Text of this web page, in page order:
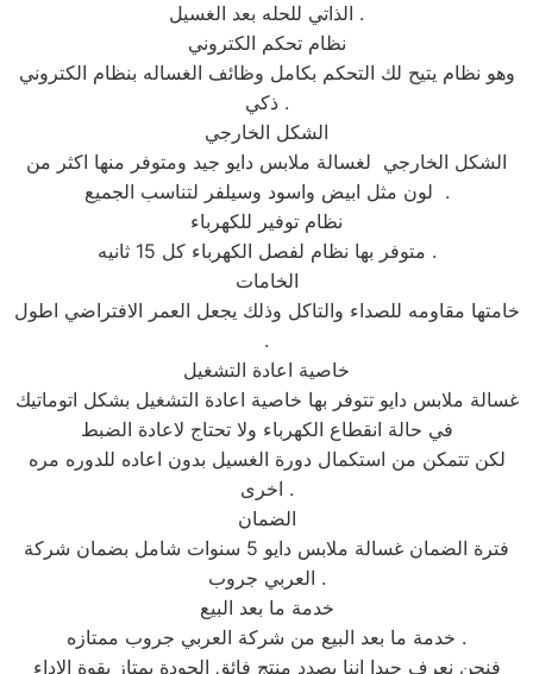
الذاتي للحله بعد الغسيل .
نظام تحكم الكتروني
وهو نظام يتيح لك التحكم بكامل وظائف الغساله بنظام الكتروني
ذكي .
الشكل الخارجي
الشكل الخارجي لغسالة ملابس دايو جيد ومتوفر منها اكثر من
لون مثل ابيض واسود وسيلفر لتناسب الجميع .
نظام توفير للكهرباء
متوفر بها نظام لفصل الكهرباء كل 15 ثانيه .
الخامات
خامتها مقاومه للصداء والتاكل وذلك يجعل العمر الافتراضي اطول
.
خاصية اعادة التشغيل
غسالة ملابس دايو تتوفر بها خاصية اعادة التشغيل بشكل اتوماتيك
في حالة انقطاع الكهرباء ولا تحتاج لاعادة الضبط
لكن تتمكن من استكمال دورة الغسيل بدون اعاده للدوره مره
اخرى .
الضمان
فترة الضمان غسالة ملابس دايو 5 سنوات شامل بضمان شركة
العربي جروب .
خدمة ما بعد البيع
خدمة ما بعد البيع من شركة العربي جروب ممتازه .
فنحن نعرف جيدا اننا بصدد منتج فائق الجودة يمتاز بقوة الاداء